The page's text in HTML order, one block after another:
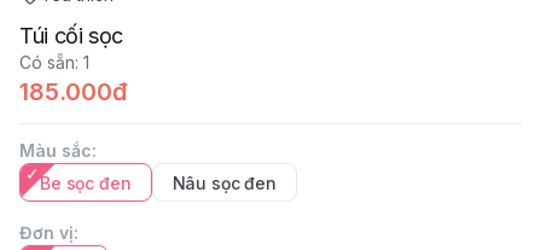
Túi cối sọc
Có sẵn: 1
185.000đ
Màu sắc:
Be sọc đen
Nâu sọc đen
Đơn vị: